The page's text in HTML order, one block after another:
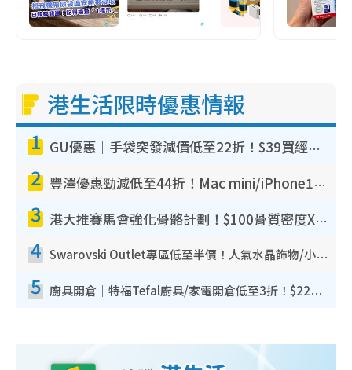
港生活限時優惠情報
1 GU優惠｜手袋突發減價低至22折！$39買經典波士頓包/餃子袋！飾物同步減價$29起！
2 豐澤優惠勁減低至44折！Mac mini/iPhone17Pro大減價！廚房家電$220起
3 港大推賽馬會強化骨骼計劃！$100骨質密度X光檢查 完成免費運動訓練送超市禮券！附參加資格
4 Swarovski Outlet專區低至半價！人氣水晶飾物/小擺設$138起！迪士尼款/水晶高跟鞋都有平
5 廚具開倉｜特福Tefal廚具/家電開倉低至3折！$220起買平底鍋/炒鑊/湯煲！電飯煲/吸塵機/燙斗$418起